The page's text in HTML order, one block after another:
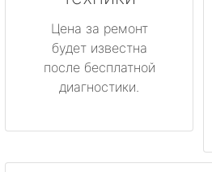
Цена за ремонт
будет известна
после бесплатной
диагностики.